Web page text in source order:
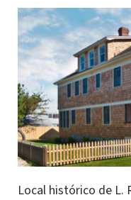
Local histórico de L.